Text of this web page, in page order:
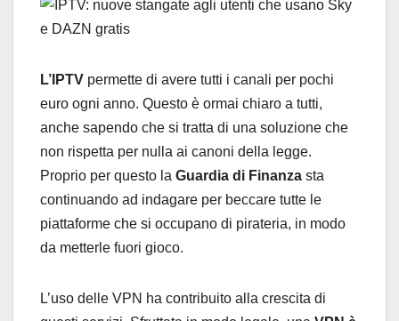
L’IPTV permette di avere tutti i canali per pochi
euro ogni anno. Questo è ormai chiaro a tutti,
anche sapendo che si tratta di una soluzione che
non rispetta per nulla ai canoni della legge.
Proprio per questo la Guardia di Finanza sta
continuando ad indagare per beccare tutte le
piattaforme che si occupano di pirateria, in modo
da metterle fuori gioco.
L’uso delle VPN ha contribuito alla crescita di